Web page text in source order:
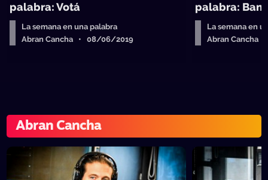
palabra: Votá
La semana en una palabra
Abran Cancha • 08/06/2019
palabra:
La semana en
Abran Cancha
Abran Cancha